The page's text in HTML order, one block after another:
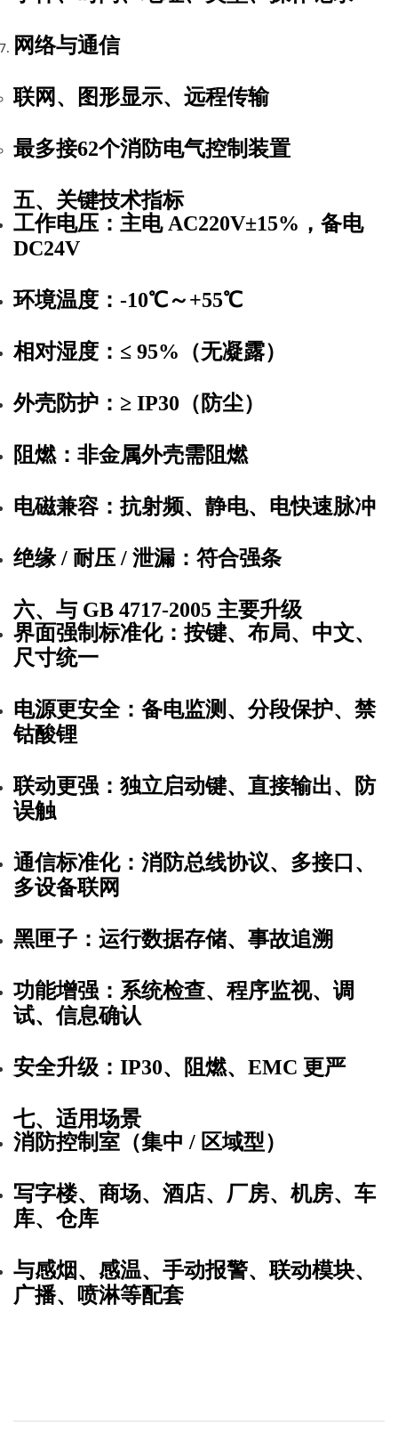
网络与通信
联网、图形显示、远程传输
最多接62个消防电气控制装置
五、关键技术指标
工作电压 ：主电AC220V±15% ，备电
DC24V
环境温度 ： -10℃～+55℃
相对湿度 ：≤ 95%（无凝露）
外壳防护 ：≥ IP30 （防尘）
阻燃：非金属外壳需阻燃
电磁兼容：抗射频、静电、电快速脉冲
绝缘 / 耐压 / 泄漏 ：符合强条
六、与 GB 4717-2005 主要升级
界面强制标准化：按键、布局、中文、
尺寸统一
电源更安全：备电监测、分段保护、禁
钴酸锂
联动更强 ：独立启动键、直接输出、防
误触
通信标准化：消防总线协议、多接口、
多设备联网
黑匣子 ：运行数据存储、事故追溯
功能增强 ：系统检查、程序监视、调
试、信息确认
安全升级 ：IP30、阻燃、EMC 更严
七、适用场景
消防控制室（集中 / 区域型）
写字楼、商场、酒店、厂房、机房、车
库、仓库
与感烟、感温、手动报警、联动模块、
广播、喷淋等配套